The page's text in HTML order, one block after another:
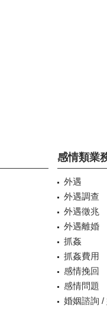
感情類業
外遇
外遇調查
外遇徵兆
外遇離婚
抓姦
抓姦費用
感情挽回
感情問題
婚姻諮詢 /